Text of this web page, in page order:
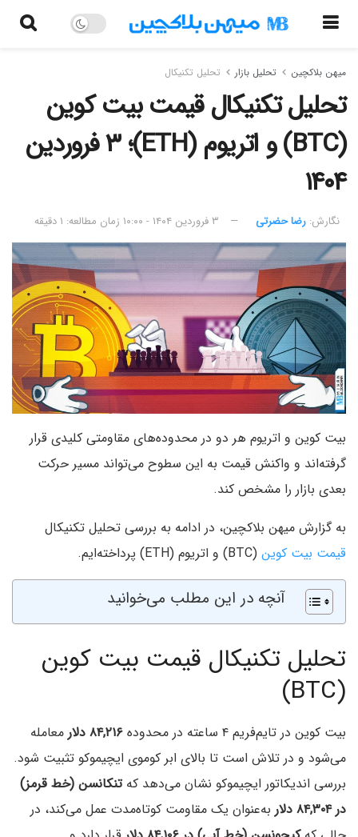
میهن بلاکچین تحلیل بازار تحلیل تکنیکال
تحلیل تکنیکال قیمت بیت کوین
(BTC) و اتریوم (ETH)؛ ۳ فروردین
۱۴۰۴
نگارش:‌ رضا حضرتی ۳ فروردین ۱۴۰۴ - ۱۰:۰۰ زمان مطالعه: ۱ دقیقه
بیت کوین و اتریوم هر دو در محدوده‌های مقاومتی کلیدی قرار
گرفته‌اند و واکنش قیمت به این سطوح می‌تواند مسیر حرکت
بعدی بازار را مشخص کند.
به گزارش میهن بلاکچین، در ادامه به بررسی تحلیل تکنیکال
قیمت بیت کوین (BTC) و اتریوم (ETH) پرداخته‌ایم.
آنچه در این مطلب می‌خوانید
تحلیل تکنیکال قیمت بیت کوین
(BTC)
بیت کوین در تایم‌فریم ۴ ساعته در محدوده ۸۴,۲۱۶ دلار
معامله
می‌شود و در تلاش است تا بالای ابر کوموی ایچیموکو تثبیت شود.
بررسی اندیکاتور ایچیموکو نشان می‌دهد کهتنکانسن (خط قرمز)
در ۸۴,۳۰۴ دلار
به‌عنوان یک مقاومت کوتاه‌مدت عمل می‌کند، در